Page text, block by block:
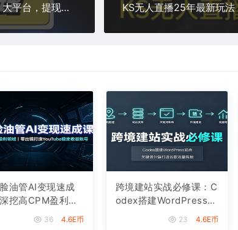
免费号卡推广代理，零门槛，高佣金，大平台，提现快，小白轻松上手，日入5张+【揭秘】
油管AI变现速成
挖高CPM盈利领
零出镜打造YouTub
36 4.6E币
跨境建站实战必修课：C
odex搭建WordPress站
点，关键词外链打造谷
23 4.6E币